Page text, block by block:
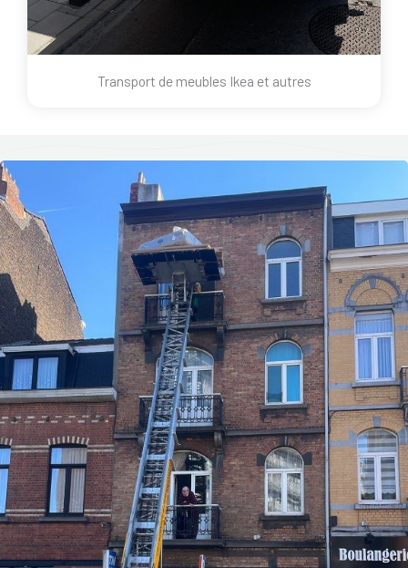
Transport de meubles Ikea et autres